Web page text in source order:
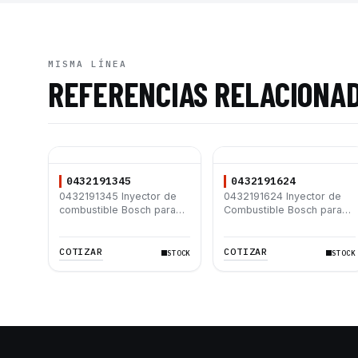
MISMA LÍNEA
REFERENCIAS
0432191345
0432191345 Inyector de
combustible Bosch para
COTIZAR
STOCK
0432191624
0432191624 Inyector de
Combustible Bosch para
COTIZAR
STOCK